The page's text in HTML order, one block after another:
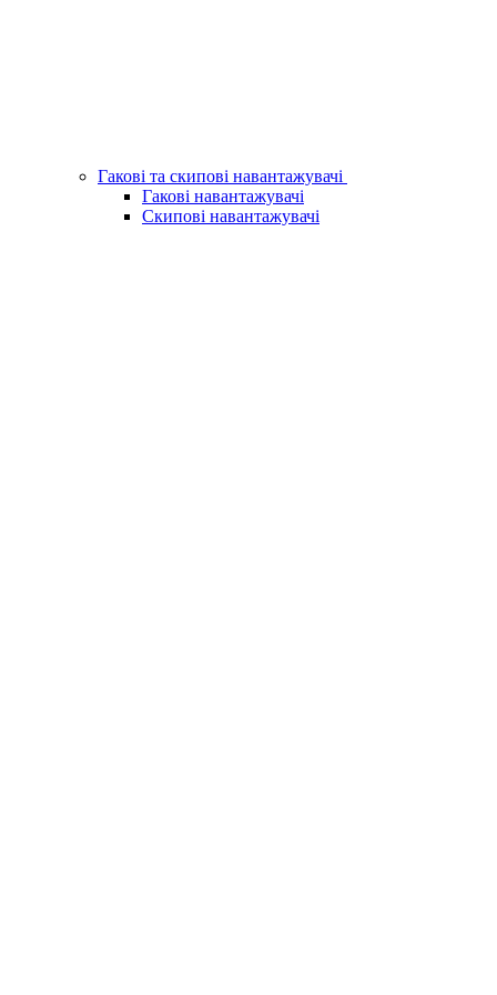
Гакові та скипові навантажувачі
Гакові навантажувачі
Скипові навантажувачі